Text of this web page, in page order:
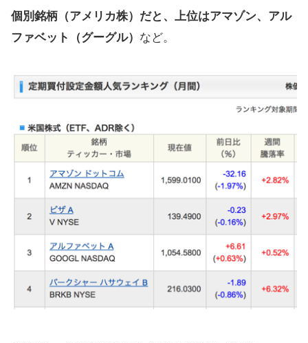
個別銘柄（アメリカ株）だと、上位はアマゾン、アル
ファベット（グーグル） など。